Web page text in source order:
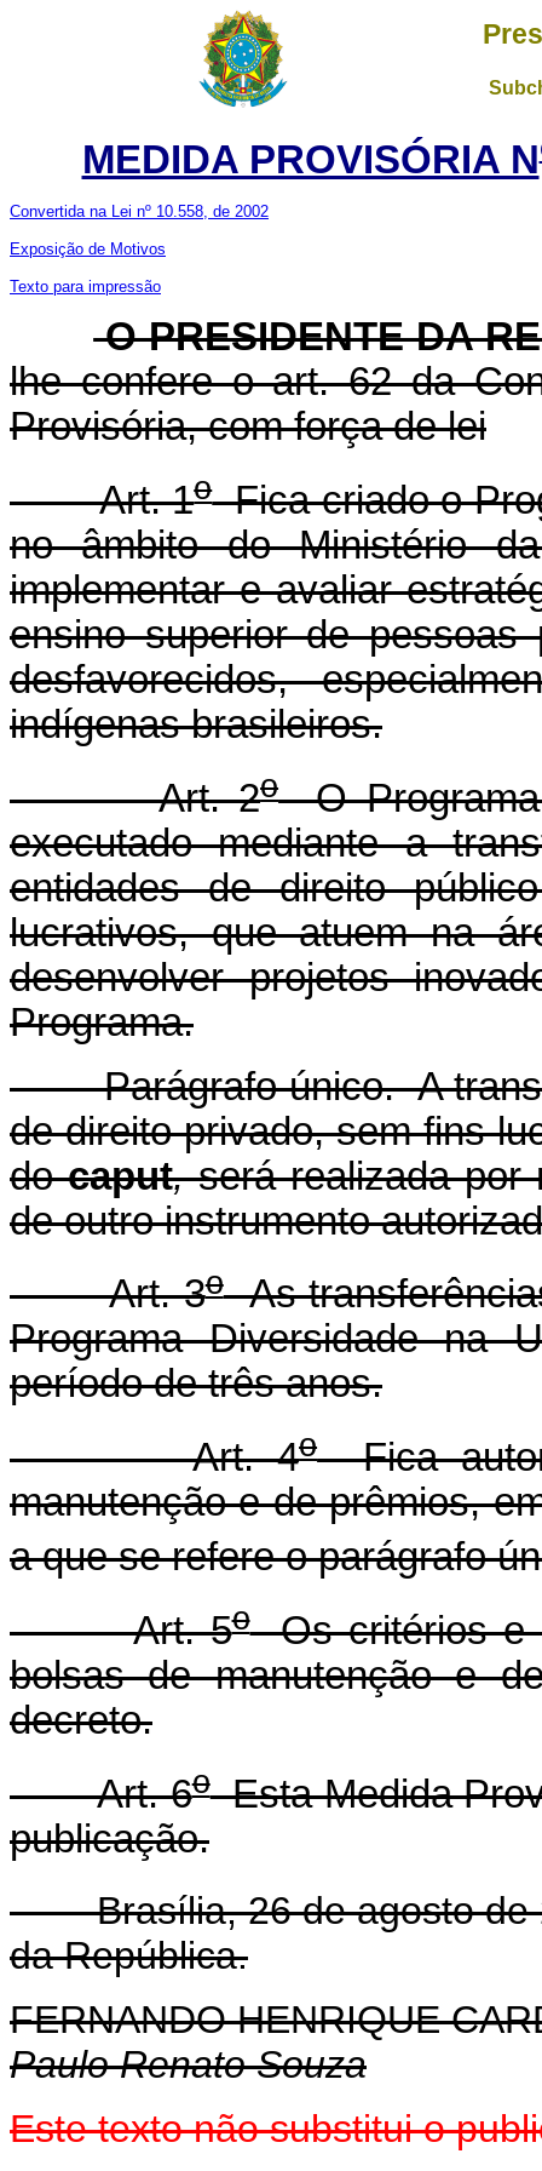
MEDIDA PROVISÓRIA N
Convertida na Lei nº 10.558, de 2002
Exposição de Motivos
Texto para impressão
O PRESIDENTE DA
lhe confere o art. 62 da
Provisória, com força de lei
Art. 1oFica criado o
no âmbito do Ministério
implementar e avaliar
ensino superior de pessoas
desfavorecidos,
indígenas brasileiros.
Art. 2oO Programa
executado mediante a
entidades de direito
lucrativos, que atuem na
desenvolver projetos
Programa.
Parágrafo único. A
de direito privado, sem fins
docaput,será realizada por
de outro instrumento
Art. 3oAs
Programa Diversidade na
período de três anos.
Art. 4oFica
manutenção e de prêmios,
a que se refere o parágrafo
Art. 5oOs critérios e
bolsas de manutenção e
decreto.
Art. 6oEsta Medida
publicação.
Brasília, 26 de agosto de
da República.
FERNANDO HENRIQUE
Paulo Renato Souza
Este texto não substitui o